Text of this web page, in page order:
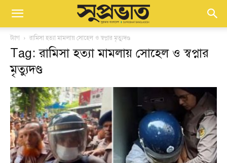
ট্যাগ রামিসা হত্যা মামলায় সোহেল ও স্বপ্নার মৃত্যুদণ্ড
Tag: রামিসা হত্যা মামলায় সোহেল ও স্বপ্নার
মৃত্যুদণ্ড